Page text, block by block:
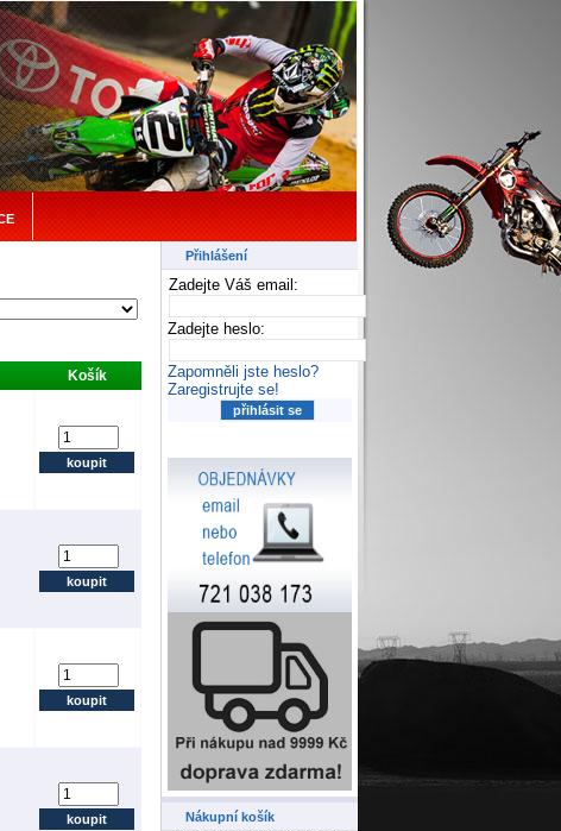
Košík
Přihlášení
Zadejte Váš email:
Zadejte heslo:
Zapomněli jste heslo?
Zaregistrujte se!
Nákupní košík